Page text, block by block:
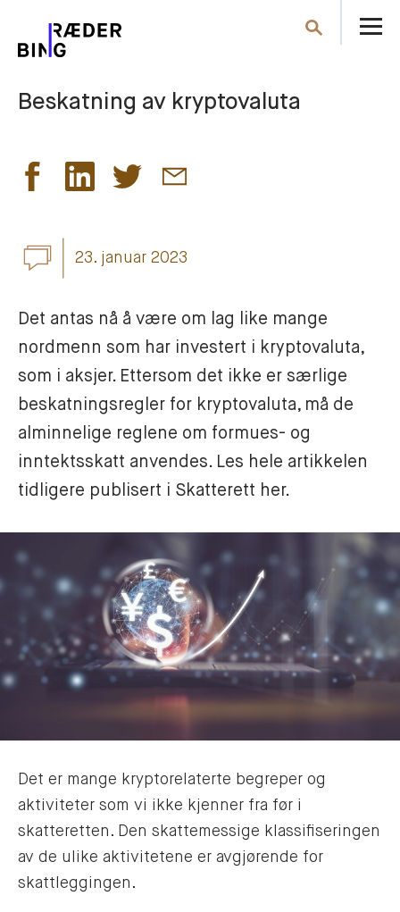
Søk
Beskatning av kryptovaluta
23. januar 2023
Det antas nå å være om lag like mange
nordmenn som har investert i kryptovaluta,
som i aksjer. Ettersom det ikke er særlige
beskatningsregler for kryptovaluta, må de
alminnelige reglene om formues- og
inntektsskatt anvendes. Les hele artikkelen
tidligere publisert i Skatterett her.
Det er mange kryptorelaterte begreper og
aktiviteter som vi ikke kjenner fra før i
skatteretten. Den skattemessige klassifiseringen
av de ulike aktivitetene er avgjørende for
skattleggingen.